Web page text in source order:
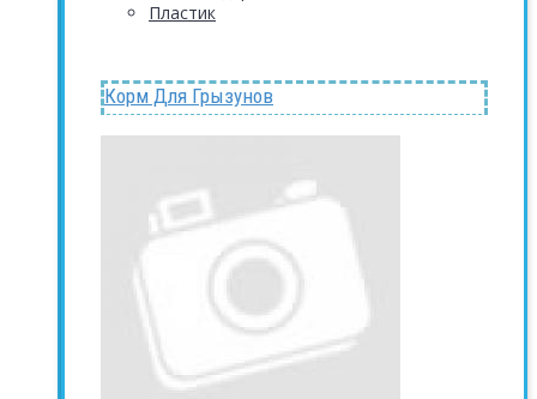
Пластик
Корм Для Грызунов